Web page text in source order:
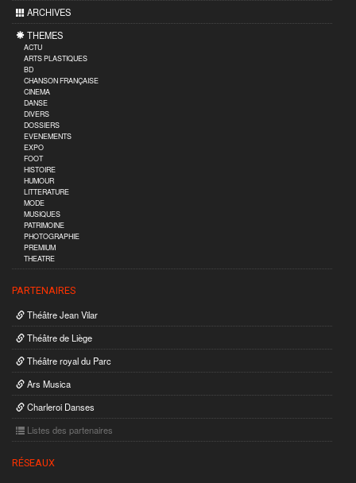
ARCHIVES
THEMES
ACTU
ARTS PLASTIQUES
BD
CHANSON FRANÇAISE
CINEMA
DANSE
DIVERS
DOSSIERS
EVENEMENTS
EXPO
FOOT
HISTOIRE
HUMOUR
LITTERATURE
MODE
MUSIQUES
PATRIMOINE
PHOTOGRAPHIE
PREMIUM
THEATRE
PARTENAIRES
Théâtre Jean Vilar
Théâtre de Liège
Théâtre royal du Parc
Ars Musica
Charleroi Danses
Listes des partenaires
RÉSEAUX